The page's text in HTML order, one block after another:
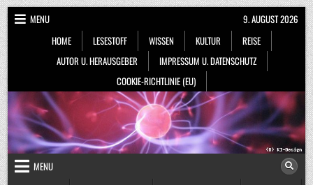
Skip
to
content
MENU
HOME
LESESTOFF WISSEN KULTUR
REISE
AUTOR U. HERAUSGEBER
IMPRESSUM U. DATENSCHUTZ
COOKIE-RICHTLINIE (EU)
9. AUGUST 2026
MENU